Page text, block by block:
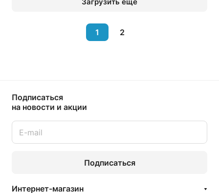
1 2
Подписаться
на новости и акции
Подписаться
Интернет-магазин